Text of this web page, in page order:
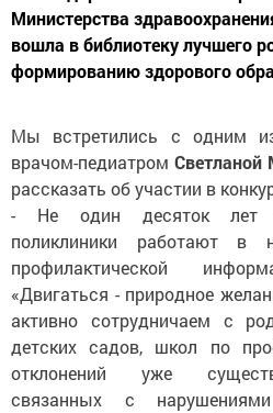
Министерства
вошла в библиотеку лучшего
формированию здорового
Мы встретились с одним
врачом-педиатромСветланой
рассказать об участии в
- Не один десяток лет
поликлиники работают в
профилактической
«Двигаться - природное
активно сотрудничаем с
детских садов, школ по
отклонений уже
связанных с нарушениями